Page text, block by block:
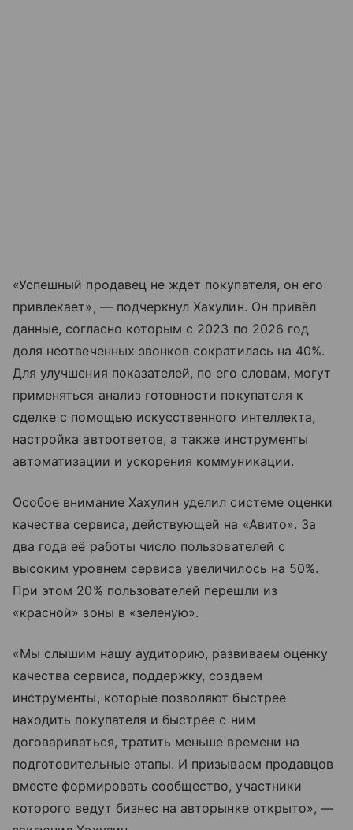
«Успешный продавец не ждет покупателя, он его
привлекает», — подчеркнул Хахулин. Он привёл
данные, согласно которым с 2023 по 2026 год
доля неотвеченных звонков сократилась на 40%.
Для улучшения показателей, по его словам, могут
применяться анализ готовности покупателя к
сделке с помощью искусственного интеллекта,
настройка автоответов, а также инструменты
автоматизации и ускорения коммуникации.
Особое внимание Хахулин уделил системе оценки
качества сервиса, действующей на «Авито». За
два года её работы число пользователей с
высоким уровнем сервиса увеличилось на 50%.
При этом 20% пользователей перешли из
«красной» зоны в «зеленую».
«Мы слышим нашу аудиторию, развиваем оценку
качества сервиса, поддержку, создаем
инструменты, которые позволяют быстрее
находить покупателя и быстрее с ним
договариваться, тратить меньше времени на
подготовительные этапы. И призываем продавцов
вместе формировать сообщество, участники
которого ведут бизнес на авторынке открыто», —